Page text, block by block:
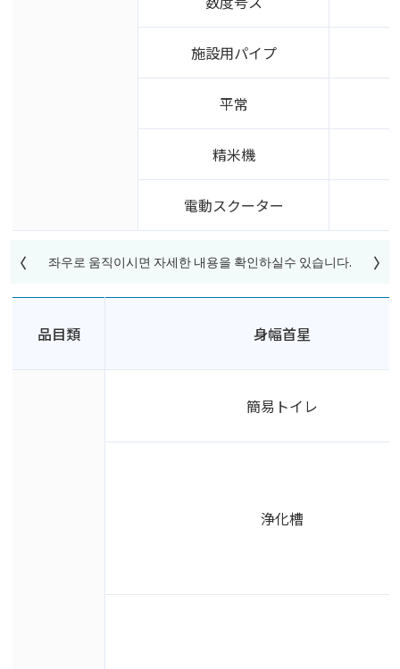
施設用パイプ
平常
精米機
電動スクーター
品目類 身幅首星
簡易トイレ
浄化槽